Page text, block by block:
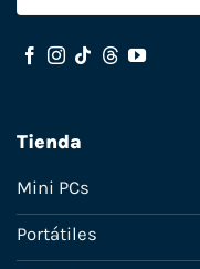
Tienda
Mini PCs
Portátiles